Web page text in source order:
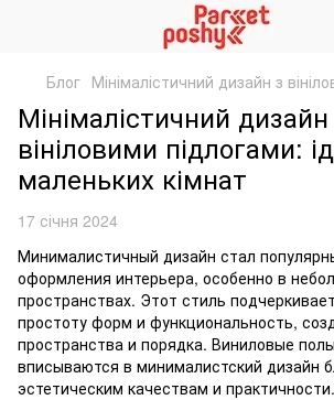
Блог Мінімалістичний дизайн з
Мінімалістичний
вініловими підлогами:
маленьких кімнат
17 січня 2024
Минималистичный дизайн стал
оформления интерьера, особенно в
пространствах. Этот стиль
простоту форм и функциональность,
пространства и порядка. Виниловые
вписываются в минималистский дизайн
эстетическим качествам и практичности.